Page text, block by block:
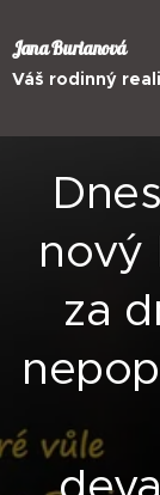
Jana Burianová
Váš rodinný
nový
za